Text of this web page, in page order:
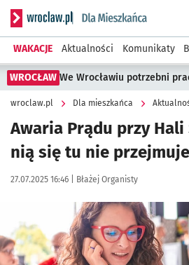
Serwis informacyjny wroclaw.pl
WAKACJE Aktualności Komunikaty
WROCŁAW We Wrocławiu potrzebni
wroclaw.pl Dla mieszkańca
Awaria Prądu przy
nią się tu nie
Data publikacji:
27.07.2025 16:46 | Autor:
Błażej Organisty
Kliknij, aby zobaczyć galerię